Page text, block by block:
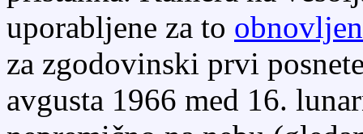
uporabljene za to
za zgodovinski prvi
avgusta 1966 med 16.